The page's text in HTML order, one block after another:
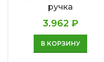
ручка
3.962 ₽
В КОРЗИНУ